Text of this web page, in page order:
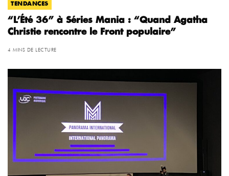
TENDANCES
“L’Été 36” à Séries Mania : “Quand Agatha
Christie rencontre le Front populaire”
4 MINS DE LECTURE